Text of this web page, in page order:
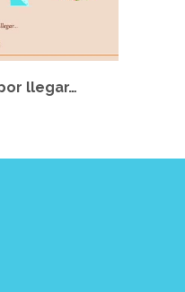
llegar…